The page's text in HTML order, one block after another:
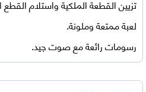
تزيين القطعة الملكية واستلام القطع
لعبة ممتعة وملونة.
رسومات رائعة مع صوت جيد.